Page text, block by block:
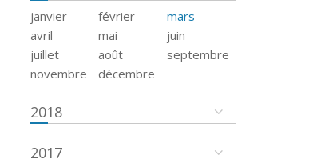
janvier février
mars
avril
mai
juin
juillet
août
septembre
novembre
décembre
2018
2017